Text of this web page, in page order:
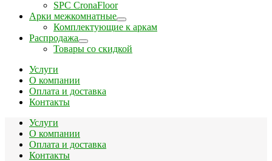
SPC CronaFloor
Арки межкомнатные
Комплектующие к аркам
Распродажа
Товары со скидкой
Услуги
О компании
Оплата и доставка
Контакты
Услуги
О компании
Оплата и доставка
Контакты